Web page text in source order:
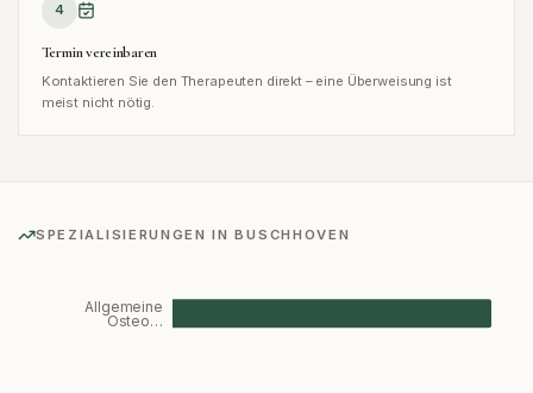
4
Termin vereinbaren
Kontaktieren Sie den Therapeuten direkt – eine Überweisung ist
meist nicht nötig.
SPEZIALISIERUNGEN INBUSCHHOVEN
Allgemeine
Osteo…